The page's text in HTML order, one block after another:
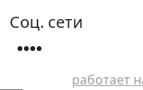
Соц. сети
работает